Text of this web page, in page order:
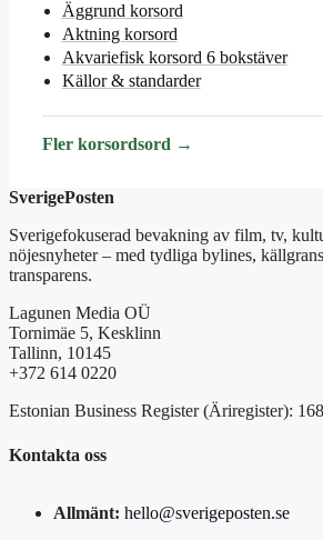
Äggrund korsord
Aktning korsord
Akvariefisk korsord 6 bokstäver
Källor & standarder
Fler korsordsord →
SverigePosten
Sverigefokuserad bevakning av film, tv,
nöjesnyheter – med tydliga bylines,
transparens.
Lagunen Media OÜ
Tornimäe 5, Kesklinn
Tallinn, 10145
+372 614 0220
Estonian Business Register (Äriregister):
Kontakta oss
Allmänt: hello@sverigeposten.se